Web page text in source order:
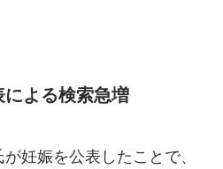
よる検索急増
妊娠を公表したことで、